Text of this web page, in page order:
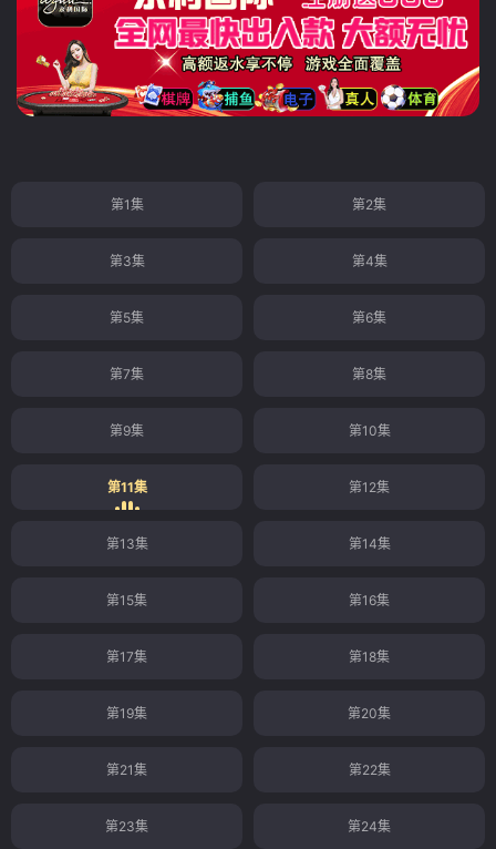
第1集 第2集
第3集 第4集
第5集 第6集
第7集 第8集
第9集 第10集
第11集 第12集
第13集 第14集
第15集 第16集
第17集 第18集
第19集 第20集
第21集 第22集
第23集 第24集